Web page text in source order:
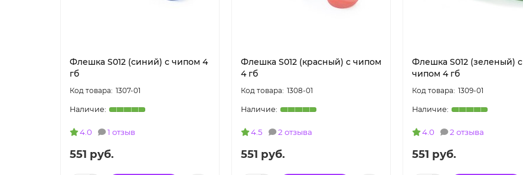
Флешка S012 (синий) с чипом 4
гб
1307-01
4.0 1 отзыв
551 руб.
Флешка S012 (красный) с чипом
4 гб
1308-01
4.5 2 отзыва
551 руб.
Флешка S012 (зеленый) с
чипом 4 гб
1309-01
4.0 2 отзыва
551 руб.